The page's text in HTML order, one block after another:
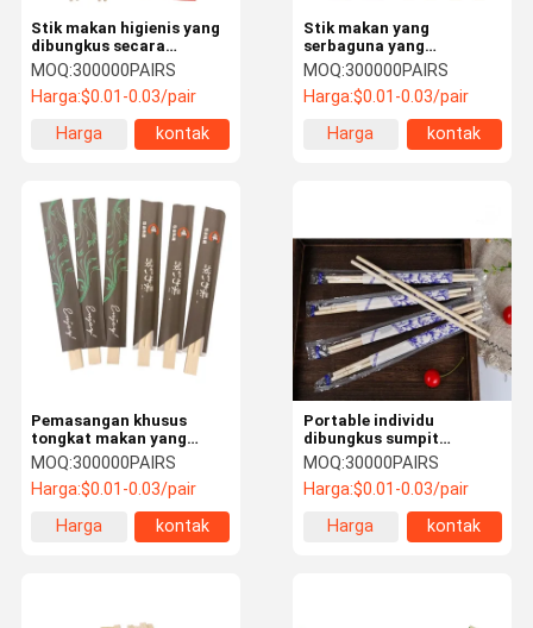
Stik makan yang
serbaguna yang
dibungkus secara
individual Stik makan
bambu alami yang
MOQ:300000PAIRS
Harga:$0.01-0.03/pair
Harga
kontak
Stik makan higienis yang
dibungkus secara
individual Stik makan
bambu yang
dipersonalisasi untuk
penggunaan tunggal
MOQ:300000PAIRS
Harga:$0.01-0.03/pair
Harga
kontak
Portable individu
dibungkus sumpit
permukaan halus Custom
sumpit bambu
MOQ:30000PAIRS
Harga:$0.01-0.03/pair
Harga
kontak
Pemasangan khusus
tongkat makan yang
dibungkus secara
individual untuk restoran
dan makanan untuk
MOQ:300000PAIRS
Harga:$0.01-0.03/pair
Harga
kontak